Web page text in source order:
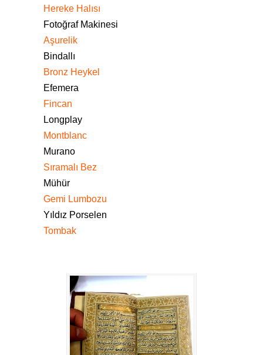
Hereke Halısı
Fotoğraf Makinesi
Aşurelik
Bindallı
Bronz Heykel
Efemera
Fincan
Longplay
Montblanc
Murano
Sıramalı Bez
Mühür
Gemi Lumbozu
Yıldız Porselen
Tombak